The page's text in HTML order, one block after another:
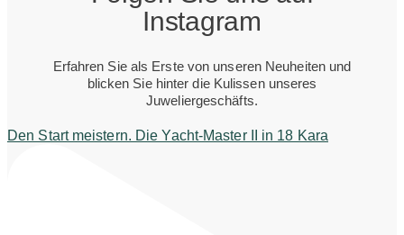
Instagram
Erfahren Sie als Erste von unseren Neuheiten und
blicken Sie hinter die Kulissen unseres
Juweliergeschäfts.
Den Start meistern. Die Yacht-Master II in 18 Kara